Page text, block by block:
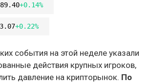
+0.14%
+0.22%
события на этой неделе указали
действия крупных игроков,
давление на крипторынок. По